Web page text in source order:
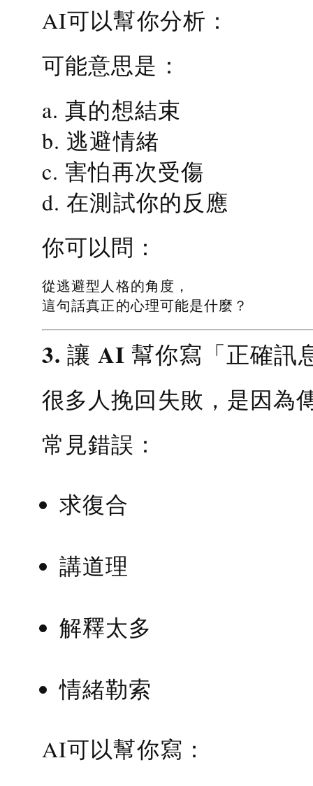
AI可以幫你分析：
可能意思是：
a. 真的想結束
b. 逃避情緒
c. 害怕再次受傷
d. 在測試你的反應
你可以問：
從逃避型人格的角度，
這句話真正的心理可能是什麼？
3. 讓 AI 幫你寫「正確訊
很多人挽回失敗，是因為
常見錯誤：
求復合
講道理
解釋太多
情緒勒索
AI可以幫你寫：